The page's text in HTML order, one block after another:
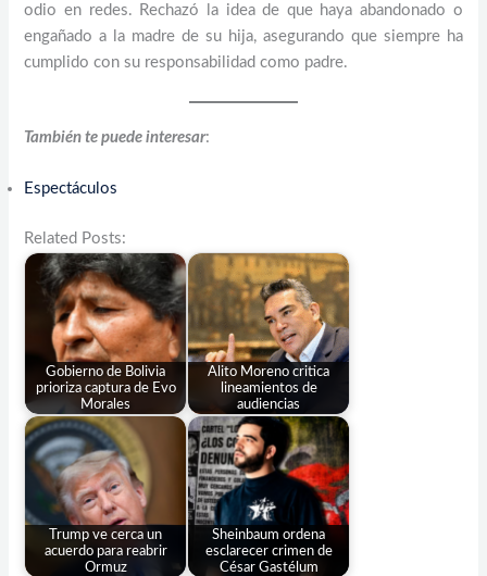
odio en redes. Rechazó la idea de que haya abandonado o
engañado a la madre de su hija, asegurando que siempre ha
cumplido con su responsabilidad como padre.
También te puede interesar:
Espectáculos
Related Posts:
Gobierno de Bolivia
prioriza captura de Evo
Morales
Alito Moreno critica
lineamientos de
audiencias
Trump ve cerca un
acuerdo para reabrir
Ormuz
Sheinbaum ordena
esclarecer crimen de
César Gastélum